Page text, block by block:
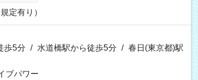
定有り）
歩5分 / 水道橋駅から徒歩5分 / 春日(東京都)駅
ブパワー